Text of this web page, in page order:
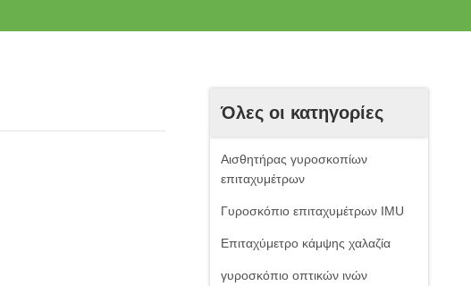
Όλες οι κατηγορίες
Αισθητήρας γυροσκοπίων
επιταχυμέτρων
Γυροσκόπιο επιταχυμέτρων IMU
Επιταχύμετρο κάμψης χαλαζία
γυροσκόπιο οπτικών ινών